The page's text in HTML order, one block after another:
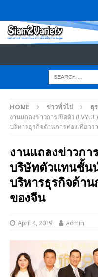
HOME ข่าวทั่วไป ธุ
งานแถลงข่าวการเปิดตัว
บริหารธุรกิจด้านการท่องเที่ยว
งานแถลงข่าวกา
บริษัทตัวแทนชั้น
บริหารธุรกิจด้าน
ของจีน
April 4, 2019 admin